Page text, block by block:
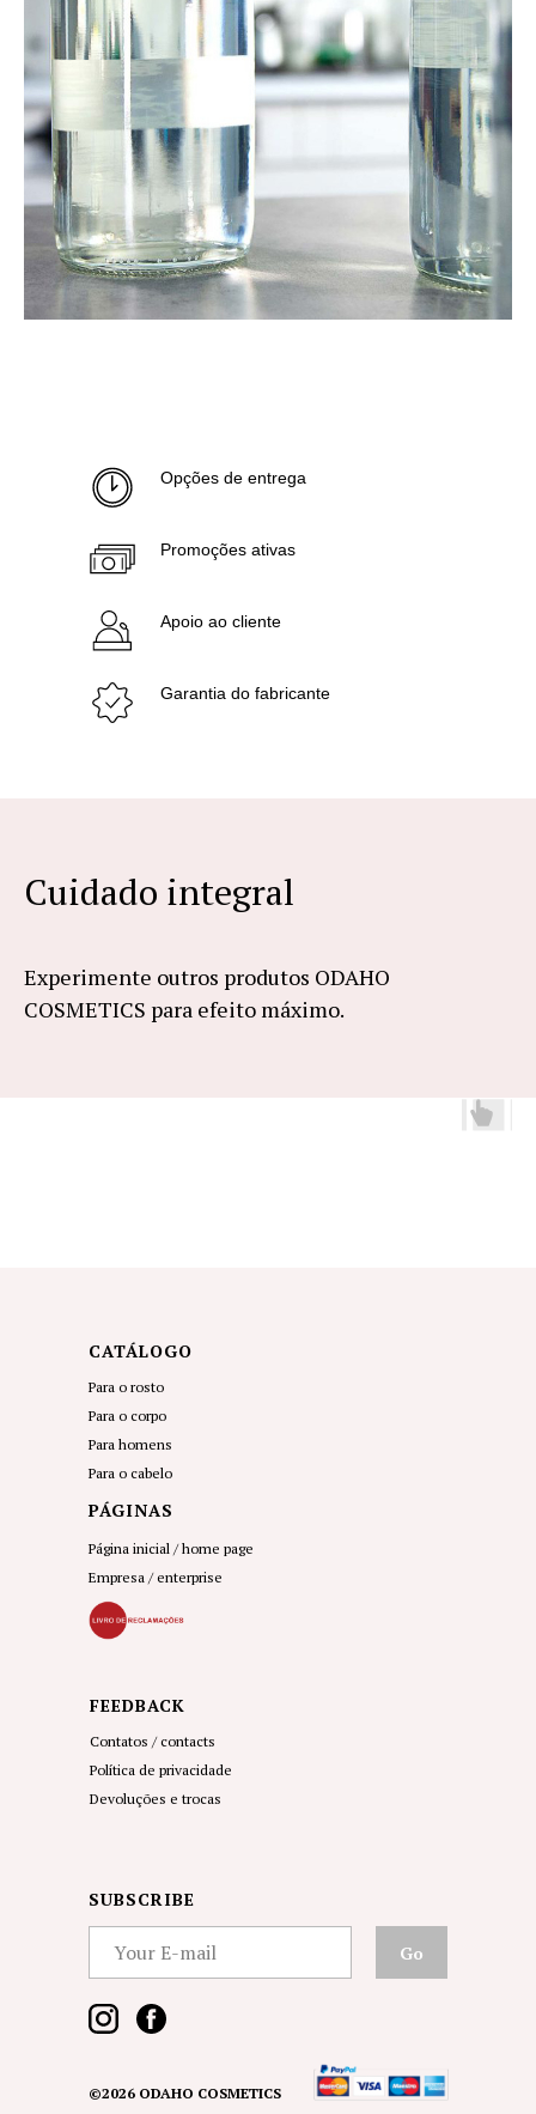
Opções de entrega
Promoções ativas
Apoio ao cliente
Garantia do fabricante
Cuidado integral
Experimente outros produtos ODAHO
COSMETICS para efeito máximo.
CATÁLOGO
Para o rosto
Para o corpo
Para homens
Para o cabelo
PÁGINAS
Página inicial / home page
Empresa / enterprise
FEEDBACK
Contatos / contacts
Política de privacidade
Devoluções e trocas
©2026 ODAHO COSMETICS
Go
SUBSCRIBE